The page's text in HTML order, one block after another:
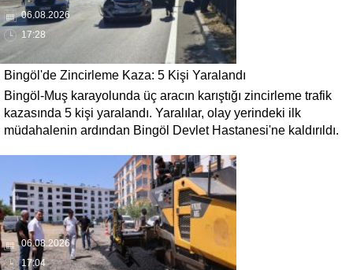
06.08.2026
17:28
Bingöl'de Zincirleme Kaza: 5 Kişi Yaralandı
Bingöl-Muş karayolunda üç aracın karıştığı zincirleme trafik
kazasında 5 kişi yaralandı. Yaralılar, olay yerindeki ilk
müdahalenin ardından Bingöl Devlet Hastanesi'ne kaldırıldı.
06.08.2026
17:04